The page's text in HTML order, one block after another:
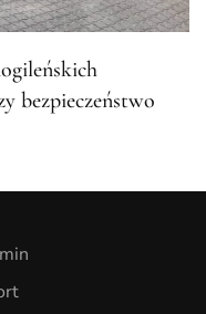
bezpieczeństwo